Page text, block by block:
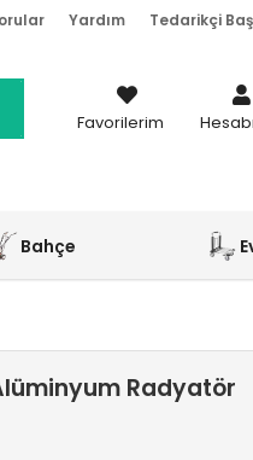
Yardım Tedarikçi
Favorilerim
Bahçe
Radyatör